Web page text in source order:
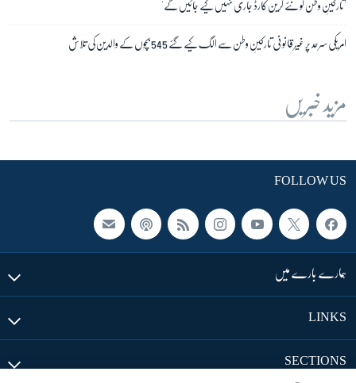
'تارکینِ وطن کو نئے گرین کارڈ جاری نہیں کیے جائیں گے'
امریکی سرحد پر غیر قانونی تارکینِ وطن سے الگ کیے گئے 545 بچوں کے والدین کی تلاش
مزید خبریں
FOLLOW US
ہمارے بارے میں
LINKS
SECTIONS